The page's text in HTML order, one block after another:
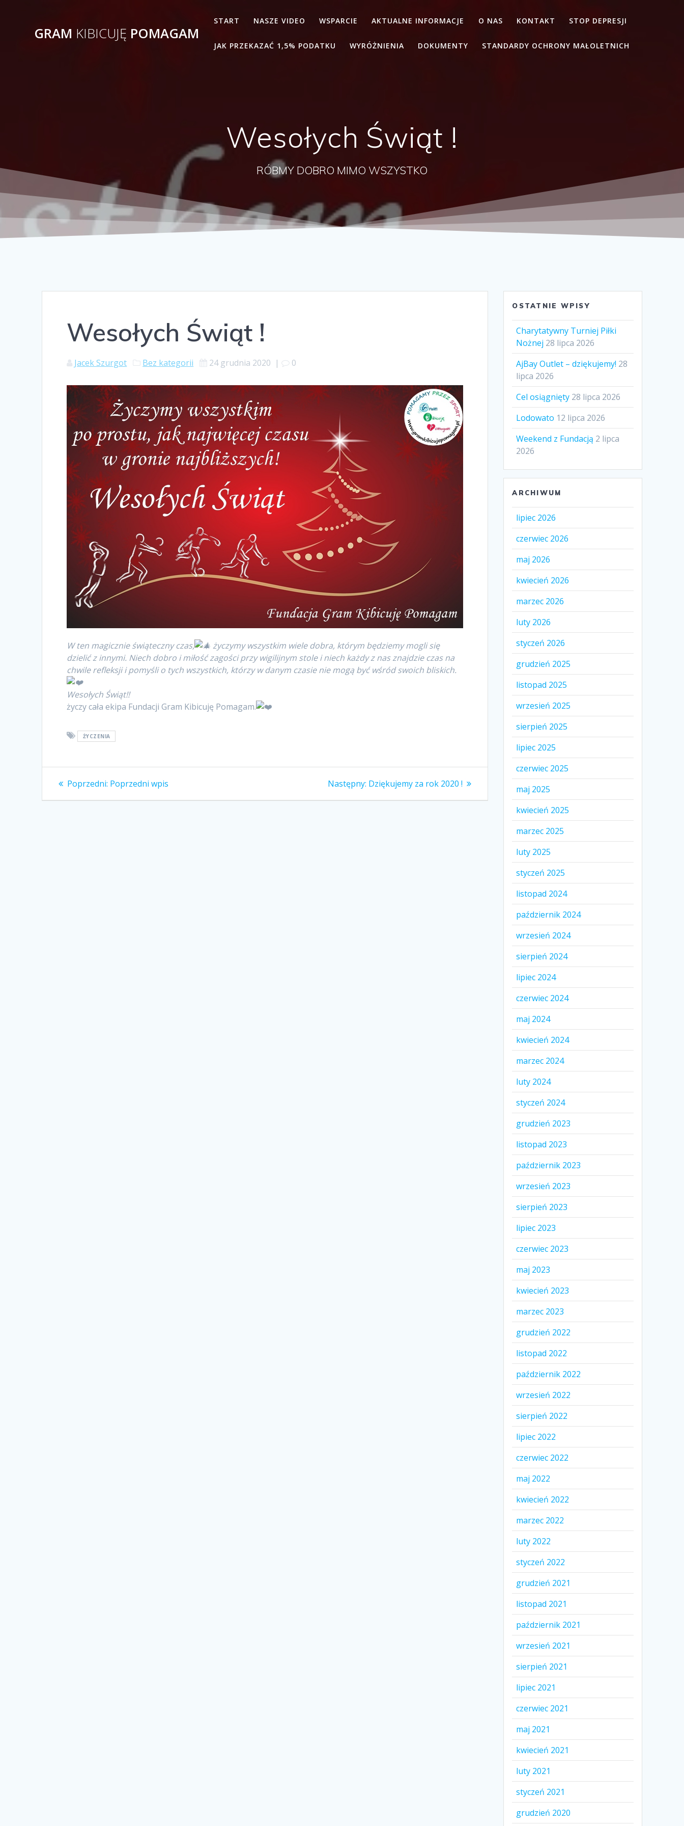
GRAM KIBICUJĘ POMAGAM
START NASZE VIDEO WSPARCIE AKTUALNE INFORMACJE O NAS KONTAKT STOP DEPRESJI
JAK PRZEKAZAĆ 1,5% PODATKU WYRÓŻNIENIA DOKUMENTY STANDARDY OCHRONY MAŁOLETNICH
Wesołych Świąt !
RÓBMY DOBRO MIMO WSZYSTKO
Wesołych Świąt !
Jacek Szurgot Bez kategorii 24 grudnia 2020 | 0
W ten magicznie świąteczny czas,
życzymy wszystkim wiele dobra, którym będziemy mogli się
dzielić z innymi. Niech dobro i miłość zagości przy wigilijnym stole i niech każdy z nas znajdzie czas na
chwile refleksji i pomyśli o tych wszystkich, którzy w danym czasie nie mogą być wśród swoich bliskich.
Wesołych Świąt!!
życzy cała ekipa Fundacji Gram Kibicuję Pomagam.
ŻYCZENIA
Nawigacja
wpisu
Poprzedni: Poprzedni
Poprzedni wpis Następny: Następny
Dziękujemy za rok 2020 !
OSTATNIE WPISY
Charytatywny Turniej Piłki
Nożnej 28 lipca 2026
AjBay Outlet – dziękujemy! 28
lipca 2026
Cel osiągnięty 28 lipca 2026
Lodowato 12 lipca 2026
Weekend z Fundacją 2 lipca
2026
ARCHIWUM
lipiec 2026
czerwiec 2026
maj 2026
kwiecień 2026
marzec 2026
luty 2026
styczeń 2026
grudzień 2025
listopad 2025
wrzesień 2025
sierpień 2025
lipiec 2025
czerwiec 2025
maj 2025
kwiecień 2025
marzec 2025
luty 2025
styczeń 2025
listopad 2024
październik 2024
wrzesień 2024
sierpień 2024
lipiec 2024
czerwiec 2024
maj 2024
kwiecień 2024
marzec 2024
luty 2024
styczeń 2024
grudzień 2023
listopad 2023
październik 2023
wrzesień 2023
sierpień 2023
lipiec 2023
czerwiec 2023
maj 2023
kwiecień 2023
marzec 2023
grudzień 2022
listopad 2022
październik 2022
wrzesień 2022
sierpień 2022
lipiec 2022
czerwiec 2022
maj 2022
kwiecień 2022
marzec 2022
luty 2022
styczeń 2022
grudzień 2021
listopad 2021
październik 2021
wrzesień 2021
sierpień 2021
lipiec 2021
czerwiec 2021
maj 2021
kwiecień 2021
luty 2021
styczeń 2021
grudzień 2020